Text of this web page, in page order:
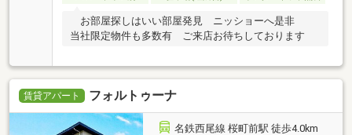
お部屋探しはいい部屋発見 ニッショーへ是非
当社限定物件も多数有 ご来店お待ちしております
賃貸アパート フォルトゥーナ
名鉄西尾線 桜町前駅 徒歩4.0km